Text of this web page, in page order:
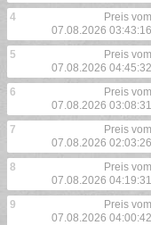
4
Preis vom
07.08.2026 03:43:16
5
Preis vom
07.08.2026 04:45:32
6
Preis vom
07.08.2026 03:08:31
7
Preis vom
07.08.2026 02:03:26
8
Preis vom
07.08.2026 04:19:31
9
Preis vom
07.08.2026 04:00:42